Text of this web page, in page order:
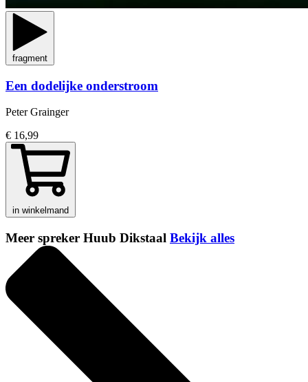
fragment
Een dodelijke onderstroom
Peter Grainger
€ 16,99
in winkelmand
Meer spreker Huub Dikstaal Bekijk alles